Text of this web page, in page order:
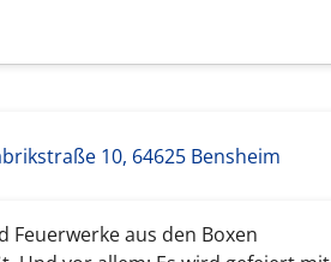
10, 64625 Bensheim
aus den Boxen